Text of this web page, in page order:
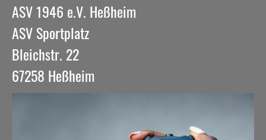
ASV 1946 e.V. Heßheim
ASV Sportplatz
Bleichstr. 22
67258 Heßheim